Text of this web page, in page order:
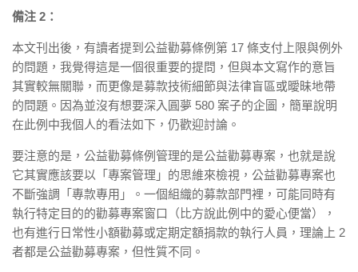
備注 2：
本文刊出後，有讀者提到公益勸募條例第 17 條支付上限與例外
的問題，我覺得這是一個很重要的提問，但與本文寫作的意旨
其實較無關聯，而更像是募款技術細節與法律盲區或曖昧地帶
的問題。因為並沒有想要深入圓夢 580 案子的企圖，簡單說明
在此例中我個人的看法如下，仍歡迎討論。
要注意的是，公益勸募條例管理的是公益勸募專案，也就是說
它其實應該要以「專案管理」的思維來檢視，公益勸募專案也
不斷強調「專款專用」。一個組織的募款部門裡，可能同時有
執行特定目的的勸募專案窗口（比方說此例中的愛心便當），
也有進行日常性小額勸募或定期定額捐款的執行人員，理論上 2
者都是公益勸募專案，但性質不同。